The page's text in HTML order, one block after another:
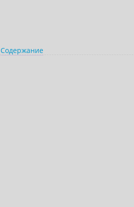
Содержание